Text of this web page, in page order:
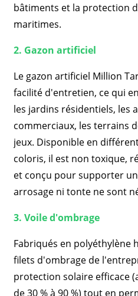
bâtiments et la protection
maritimes.
2. Gazon artificiel
Le gazon artificiel Million
facilité d'entretien, ce qui
les jardins résidentiels, les
commerciaux, les terrains
jeux. Disponible en
coloris, il est non toxique,
et conçu pour supporter
arrosage ni tonte ne sont
3. Voile d'ombrage
Fabriqués en polyéthylène
filets d'ombrage de
protection solaire efficace
de 30 % à 90 %) tout en